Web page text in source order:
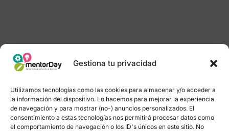
Gestiona tu privacidad
Utilizamos tecnologías como las cookies para almacenar y/o acceder a
la información del dispositivo. Lo hacemos para mejorar la experiencia
de navegación y para mostrar (no-) anuncios personalizados. El
consentimiento a estas tecnologías nos permitirá procesar datos como
el comportamiento de navegación o los ID's únicos en este sitio. No